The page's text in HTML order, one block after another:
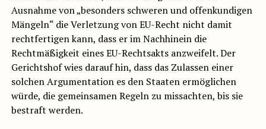
Ausnahme von „besonders schweren und offenkundigen
Mängeln“ die Verletzung von EU-Recht nicht damit
rechtfertigen kann, dass er im Nachhinein die
Rechtmäßigkeit eines EU-Rechtsakts anzweifelt. Der
Gerichtshof wies darauf hin, dass das Zulassen einer
solchen Argumentation es den Staaten ermöglichen
würde, die gemeinsamen Regeln zu missachten, bis sie
bestraft werden.